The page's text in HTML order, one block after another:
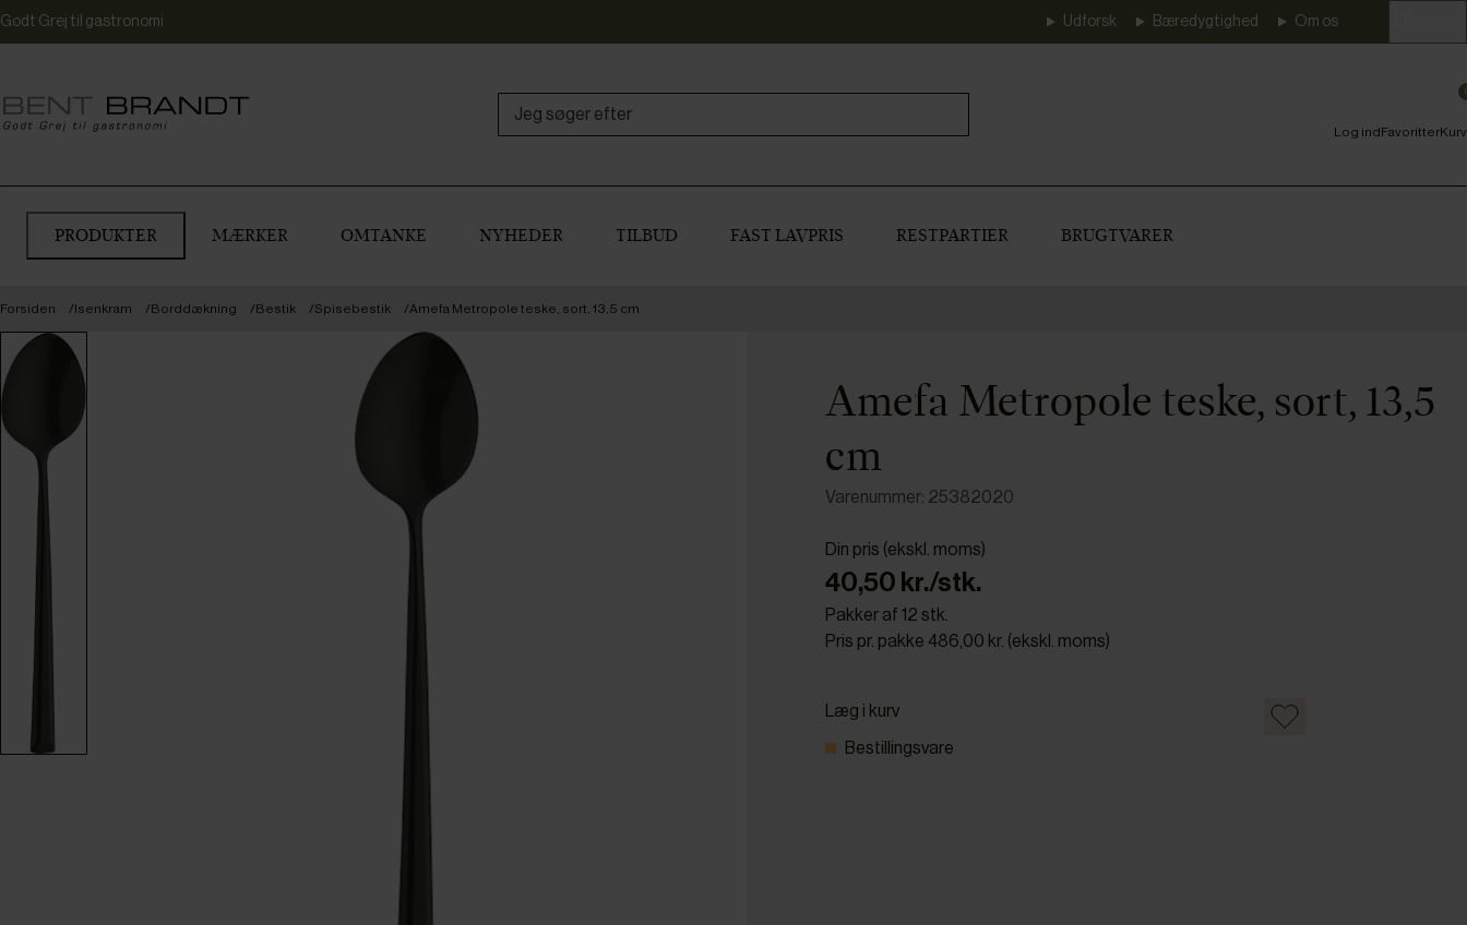
Godt Grej til gastronomi Udforsk Bæredygtighed Om os
Log indFavoritterKurv
PRODUKTER MÆRKER OMTANKE NYHEDER TILBUD FAST LAVPRIS RESTPARTIER BRUGTVARER
Forsiden Isenkram Borddækning Bestik Spisebestik Amefa Metropole teske, sort, 13,5 cm
Amefa Metropole teske, sort, 13,5
cm
Varenummer: 25382020
Din pris (ekskl. moms)
40,50 kr./stk.
Pakker af 12 stk.
Pris pr. pakke 486,00 kr. (ekskl. moms)
Læg i kurv
Bestillingsvare